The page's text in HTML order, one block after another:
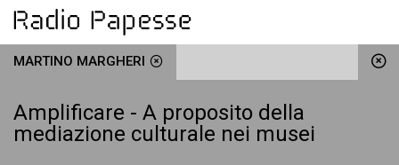
MARTINO MARGHERI
Amplificare - A proposito della
mediazione culturale nei musei